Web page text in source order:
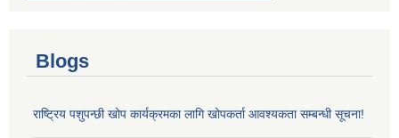
Blogs
राष्ट्रिय पशुपन्छी खोप कार्यक्रमका लागि खोपकर्ता आवश्यकता सम्बन्धी सूचना!